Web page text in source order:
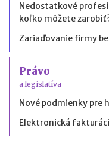
Nedostatkové
koľko môžete
Zariaďovanie firmy
Právo
a legislatíva
Nové podmienky pre
Elektronická